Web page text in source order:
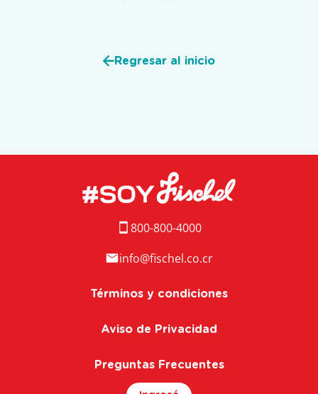
Regresar al inicio
800-800-4000
info@fischel.co.cr
Términos y condiciones
Aviso de Privacidad
Preguntas Frecuentes